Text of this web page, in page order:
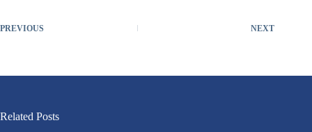
PREVIOUS NEXT
Related Posts